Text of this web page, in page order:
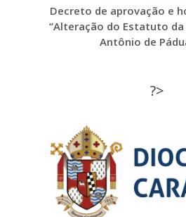
Decreto de aprovação e
“Alteração do Estatuto
Antônio de
?>